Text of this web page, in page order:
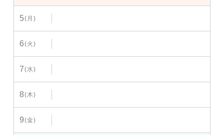
5(月)
6(火)
7(水)
8(木)
9(金)